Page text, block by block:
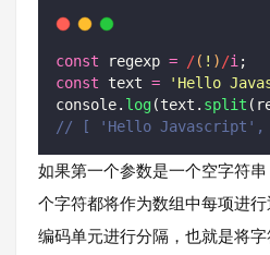
const regexp = /( ! ) /i ;
const text = ' Hello
console. log(text. split
// [ 'Hello
如果第一个参数是一个空字符
个字符都将作为数组中每项进
编码单元进行分隔，也就是将